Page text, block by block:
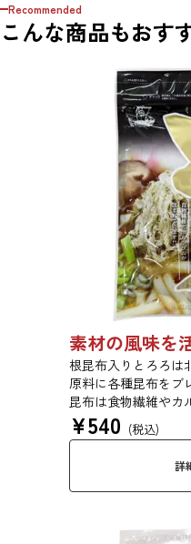
Recommended
こんな商品もおす
根昆布入りとろろは
原料に各種昆布をブ
昆布は食物繊維やカ
ます。薄くふんわり
い物、うどんに入れ
す。お口の中でとろ
布入りとろろを是非
¥540 (税込)
詳